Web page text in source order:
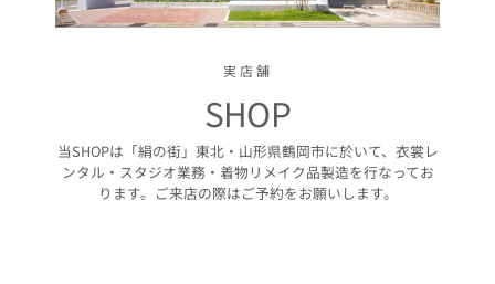
実店舗
SHOP
当SHOPは「絹の街」東北・山形県鶴岡市に於いて、衣裳レ
ンタル・スタジオ業務・着物リメイク品製造を行なってお
ります。ご来店の際はご予約をお願いします。